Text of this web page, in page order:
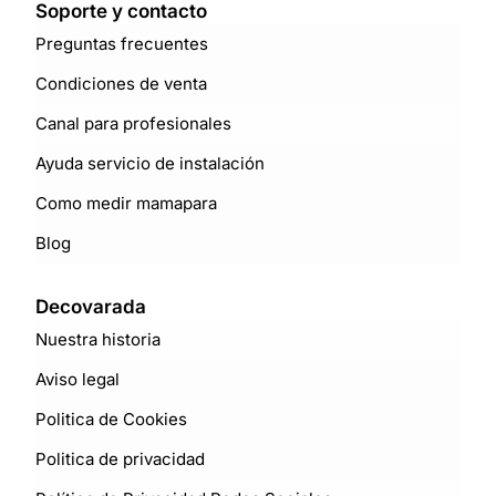
Soporte y contacto
Preguntas frecuentes
Condiciones de venta
Canal para profesionales
Ayuda servicio de instalación
Como medir mamapara
Blog
Decovarada
Nuestra historia
Aviso legal
Politica de Cookies
Politica de privacidad